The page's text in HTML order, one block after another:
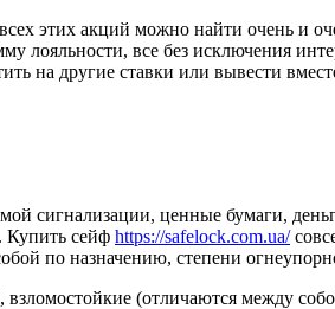
этих акций можно найти очень и
все без исключения
на другие ставки или вывести
сигнализации, ценные бумаги,
Купить сейф https://safelock.com.ua/
по назначению, степени
(отличаются между